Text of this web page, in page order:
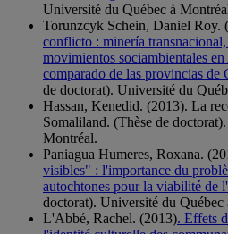
Université du Québec à
Torunzcyk Schein, Daniel Roy.
conflicto : minería
movimientos sociambientales
comparado de las provincias de
de doctorat). Université du
Hassan, Kenedid. (2013). La
Somaliland. (Thèse de
Montréal.
Paniagua Humeres, Roxana.
visibles" : l'importance du
autochtones pour la viabilité de
doctorat). Université du Québec
L'Abbé, Rachel. (2013). Effets